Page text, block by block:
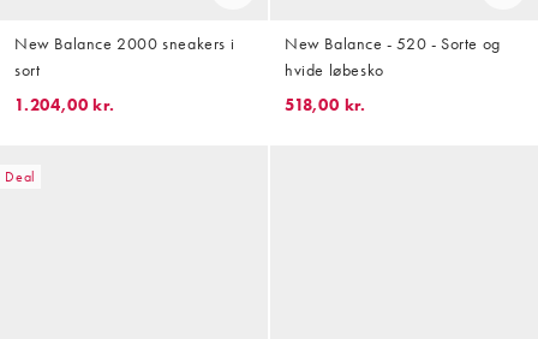
New Balance 2000 sneakers i
sort
1.204,00 kr.
New Balance - 520 - Sorte og
hvide løbesko
518,00 kr.
Deal